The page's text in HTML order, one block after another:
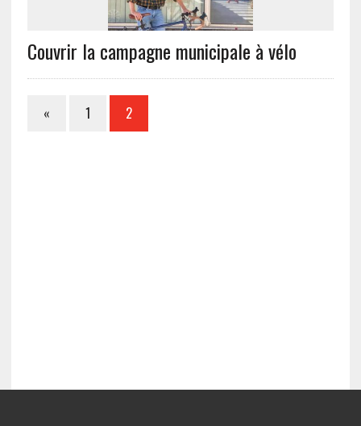
Couvrir la campagne municipale à vélo
« 1 2